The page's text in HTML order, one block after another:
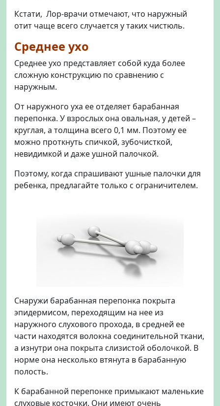
Кстати, Лор-врачи отмечают, что наружный
отит чаще всего случается у таких чистюль.
Среднее ухо
Среднее ухо представляет собой куда более
сложную конструкцию по сравнению с
наружным.
От наружного уха ее отделяет барабанная
перепонка. У взрослых она овальная, у детей –
круглая, а толщина всего 0,1 мм. Поэтому ее
можно проткнуть спичкой, зубочисткой,
невидимкой и даже ушной палочкой.
Поэтому, когда спрашивают ушные палочки для
ребенка, предлагайте только с ограничителем.
Снаружи барабанная перепонка покрыта
эпидермисом, переходящим на нее из
наружного слухового прохода, в средней ее
части находятся волокна соединительной ткани,
а изнутри она покрыта слизистой оболочкой. В
норме она несколько втянута в барабанную
полость.
К барабанной перепонке примыкают маленькие
слуховые косточки. Они имеют очень